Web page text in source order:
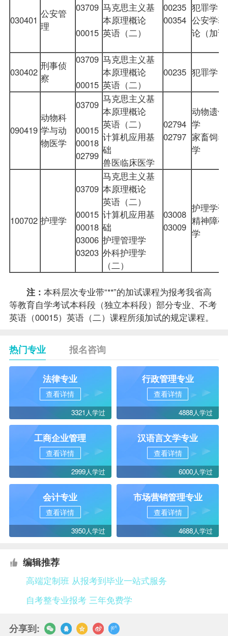
030401
公安管
理
03709
00015
马克思主义基
本原理概论
英语（二）
00235
00354
犯罪学
公安学
论（加
030402
刑事侦
察
03709
00015
马克思主义基
本原理概论
英语（二）
00235 犯罪学
090419
动物科
学与动
物医学
03709
00015
00018
02799
马克思主义基
本原理概论
英语（二）
计算机应用基
础
兽医临床医学
02794
02797
动物遗
学
家畜饲
学
100702 护理学
03709
00015
00018
03006
03203
马克思主义基
本原理概论
英语（二）
计算机应用基
础
护理管理学
外科护理学
（二）
03008
03009
护理学
精神障
学
注： 本科层次专业带“**”的加试课程为报考我省高
等教育自学考试本科段（独立本科段）部分专业、不考
英语（00015）英语（二）课程所须加试的规定课程。
热门专业 报名咨询
法律专业
查看详情
3321人学过
行政管理专业
查看详情
4888人学过
工商企业管理
查看详情
2999人学过
汉语言文学专业
查看详情
6000人学过
会计专业
查看详情
3950人学过
市场营销管理专业
查看详情
4688人学过
编辑推荐
高端定制班 从报考到毕业一站式服务
自考整专业报考 三年免费学
分享到: